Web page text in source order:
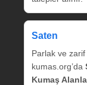
Saten
Parlak ve
kumas.org’da
Kumaş